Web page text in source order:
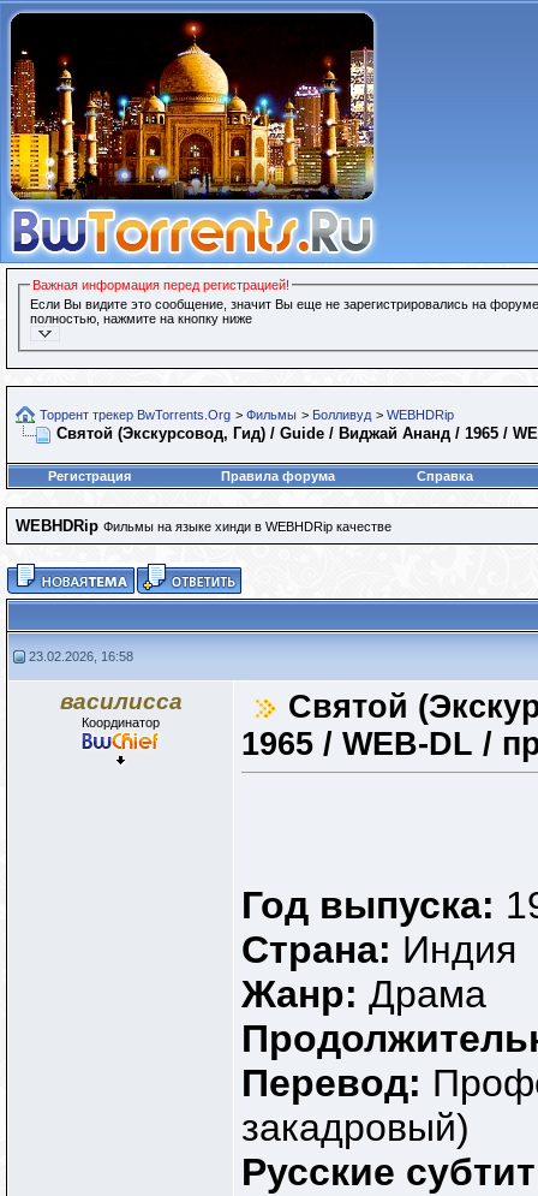
Важная информация перед регистрацией!
Если Вы видите это сообщение, значит Вы еще не зарегистрировались на
полностью, нажмите на кнопку ниже
Торрент трекер BwTorrents.Org > Фильмы > Болливуд > WEBHDRip
Святой (Экскурсовод, Гид) / Guide / Виджай Ананд / 1965 /
Регистрация Правила форума Справка
WEBHDRip Фильмы на языке хинди в WEBHDRip качестве
23.02.2026, 16:58
василисса
Координатор
Святой
1965 / WEB-DL /
Год выпуска:
Страна: Индия
Жанр: Драма
Перевод:
закадровый)
Русские